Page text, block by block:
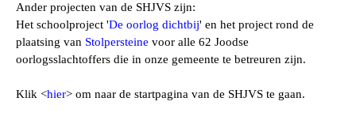
Ander projecten van de SHJVS zijn:
Het schoolproject 'De oorlog dichtbij' en het project rond de
plaatsing van Stolpersteine voor alle 62 Joodse
oorlogsslachtoffers die in onze gemeente te betreuren zijn.
Klik <hier> om naar de startpagina van de SHJVS te gaan.